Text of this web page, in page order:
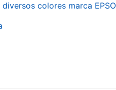
colores marca